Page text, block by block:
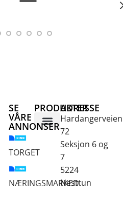
ADRESSE
Hardangerveien
72
Seksjon 6 og
7
5224
Nesttun
PRODUKTER
SE
VÅRE
ANNONSER
TORGET
NÆRINGSMARKED